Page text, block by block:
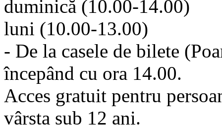
duminică (10.00-14.00)
luni (10.00-13.00)
- De la casele de bilete
începând cu ora 14.00.
Acces gratuit pentru
vârsta sub 12 ani.